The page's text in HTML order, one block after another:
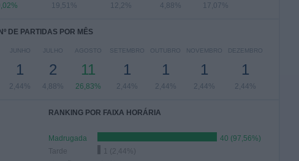
19,51% 12,2% 4,88% 17,07%
Nº DE PARTIDAS POR MÊS
JUNHO
1
2,44%
JULHO
2
4,88%
AGOSTO
11
26,83%
SETEMBRO
1
2,44%
OUTUBRO
1
2,44%
NOVEMBRO
1
2,44%
DEZEMBRO
1
2,44%
RANKING POR FAIXA HORÁRIA
Madrugada
40 (97,56%)
Tarde
1 (2,44%)